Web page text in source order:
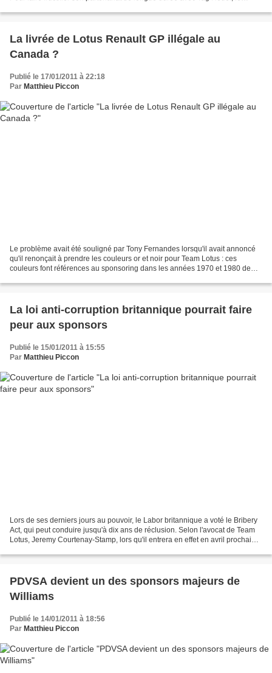
La livrée de Lotus Renault GP illégale au
Canada ?
Publié le 17/01/2011 à 22:18
Par Matthieu Piccon
Le problème avait été souligné par Tony Fernandes lorsqu'il avait annoncé
qu'il renonçait à prendre les couleurs or et noir pour Team Lotus : ces
couleurs font références au sponsoring dans les années 1970 et 1980 de
La loi anti-corruption britannique pourrait faire
peur aux sponsors
Publié le 15/01/2011 à 15:55
Par Matthieu Piccon
Lors de ses derniers jours au pouvoir, le Labor britannique a voté le Bribery
Act, qui peut conduire jusqu'à dix ans de réclusion. Selon l'avocat de Team
Lotus, Jeremy Courtenay-Stamp, lors qu'il entrera en effet en avril prochain,
PDVSA devient un des sponsors majeurs de
Williams
Publié le 14/01/2011 à 18:56
Par Matthieu Piccon